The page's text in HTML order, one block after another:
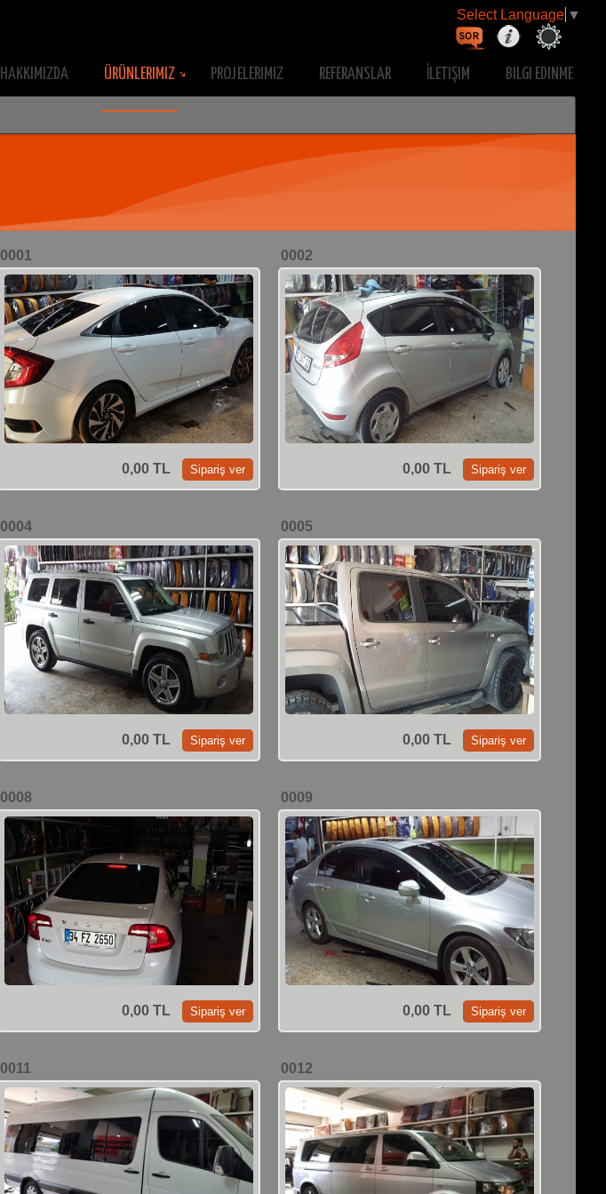
Select Language ▼
HAKKIMIZDA ÜRÜNLERIMIZ PROJELERIMIZ REFERANSLAR İLETIŞIM BILGI EDINME
0001
0,00 TL
0002
0,00 TL
0004
0,00 TL
0005
0,00 TL
0008
0,00 TL
0009
0,00 TL
0011 0012